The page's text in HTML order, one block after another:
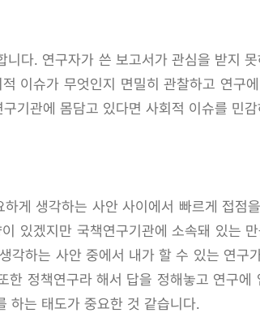
다. 연구자가 쓴 보고서가 관심을 받지
이슈가 무엇인지 면밀히 관찰하고 연구
기관에 몸담고 있다면 사회적 이슈를 민
게 생각하는 사안 사이에서 빠르게 접점
있겠지만 국책연구기관에 소속돼 있는
하는 사안 중에서 내가 할 수 있는 연구
정책연구라 해서 답을 정해놓고 연구
하는 태도가 중요한 것 같습니다.